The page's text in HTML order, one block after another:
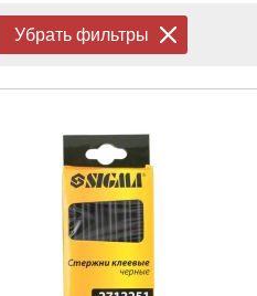
Убрать фильтры